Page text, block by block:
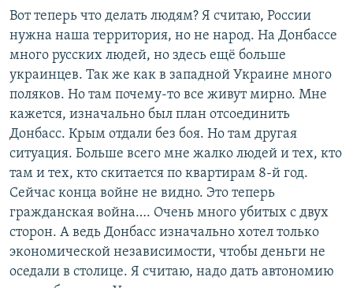
Вот теперь что делать людям? Я считаю, России
нужна наша территория, но не народ. На Донбассе
много русских людей, но здесь ещё больше
украинцев. Так же как в западной Украине много
поляков. Но там почему-то все живут мирно. Мне
кажется, изначально был план отсоединить
Донбасс. Крым отдали без боя. Но там другая
ситуация. Больше всего мне жалко людей и тех, кто
там и тех, кто скитается по квартирам 8-й год.
Сейчас конца войне не видно. Это теперь
гражданская война…. Очень много убитых с двух
сторон. А ведь Донбасс изначально хотел только
экономической независимости, чтобы деньги не
оседали в столице. Я считаю, надо дать автономию